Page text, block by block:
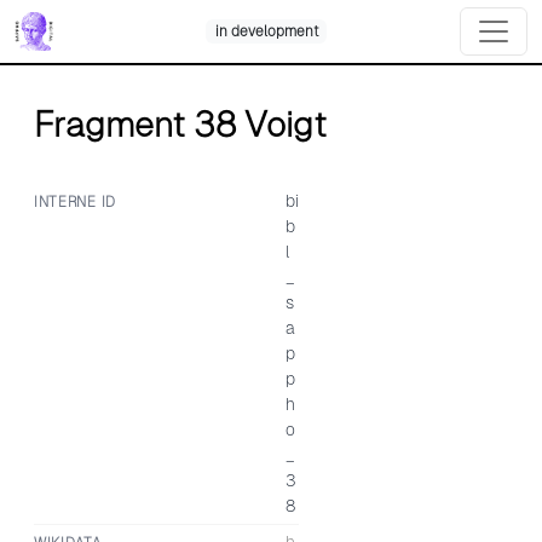
Skip
to
content
in development
Fragment 38 Voigt
INTERNE ID
bi
b
l
s
a
p
p
h
o
3
8